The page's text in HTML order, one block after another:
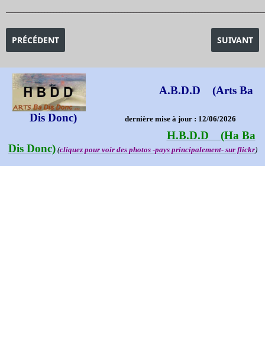
ARTICLE PRÉCÉDENT : EXPOSITION AMES SAUVAGES -LE
PRÉCÉDENT ARTICLE
SUIVANT
A.B.D.D (Arts Ba
Dis Donc) dernière mise à jour : 12/06/2026
H.B.D.D (Ha Ba
Dis Donc)(cliquez pour voir des photos -pays principalement- sur flickr)